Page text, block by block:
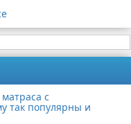
с
так популярны и